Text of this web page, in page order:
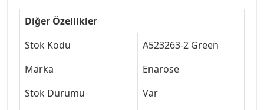
Diğer Özellikler
Stok Kodu
A523263-2 Green
Marka
Enarose
Stok Durumu
Var